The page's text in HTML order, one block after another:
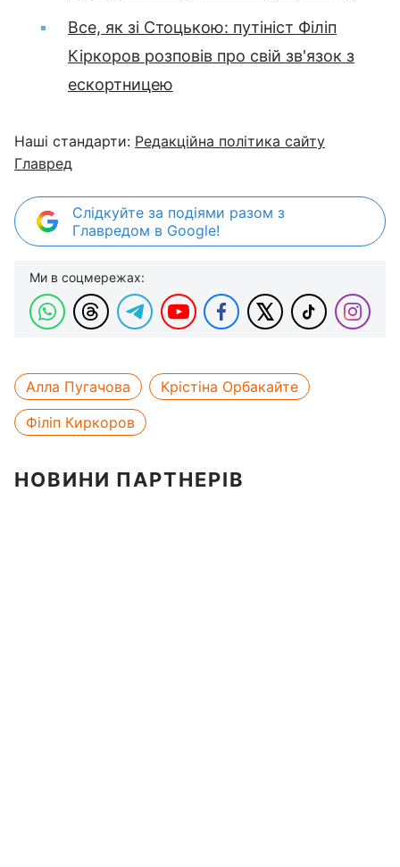
Все, як зі Стоцькою: путініст Філіп
Кіркоров розповів про свій зв'язок з
ескортницею
Наші стандарти: Редакційна політика сайту
Главред
Слідкуйте за подіями разом з
Главредом в Google!
Ми в соцмережах:
Алла Пугачова
Крістіна Орбакайте
Філіп Киркоров
НОВИНИ ПАРТНЕРІВ